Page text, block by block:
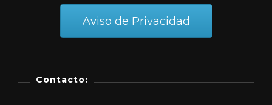
Aviso de Privacidad
Contacto: